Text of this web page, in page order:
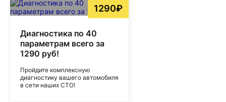
1290₽
Диагностика по 40
параметрам всего за
1290 руб!
Пройдите комплексную
диагностику вашего автомобиля
в сети наших СТО!